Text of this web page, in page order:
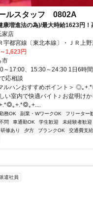
ルスタッフ 0802A
康増進法の為)/最大時給1623円！
しっかり稼げる！ミニボーナス
店
宇都宮線〔東北本線〕・ＪＲ上
北本線「氏家駅」車10分
1,623円
市
～17:00、15:30～24:30 1日6時
応相談
ルハンおすすめポイント＞ ◎｡
い室内で快適バイト♪ お盆明け
｡+.*◎｡+....
務OK 副業・WワークOK フリーター
問 車通勤OK 学生歓迎 未経験者歓迎
研修あり 夕方 ブランクOK 交通費支給
遣社員